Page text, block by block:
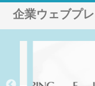
企業ウェブプ